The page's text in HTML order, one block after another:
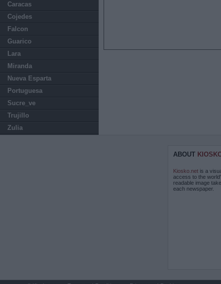
Caracas
Cojedes
Falcon
Guarico
Lara
Miranda
Nueva Esparta
Portuguesa
Sucre_ve
Trujillo
Zulia
ABOUT
Kiosko.net is a
access to the
readable image
each newspaper.